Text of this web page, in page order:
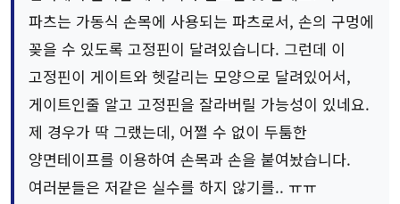
파츠는 가동식 손목에 사용되는 파츠로서, 손의 구멍에
꽂을 수 있도록 고정핀이 달려있습니다. 그런데 이
고정핀이 게이트와 헷갈리는 모양으로 달려있어서,
게이트인줄 알고 고정핀을 잘라버릴 가능성이 있네요.
제 경우가 딱 그랬는데, 어쩔 수 없이 두툼한
양면테이프를 이용하여 손목과 손을 붙여놨습니다.
여러분들은 저같은 실수를 하지 않기를.. ㅠㅠ